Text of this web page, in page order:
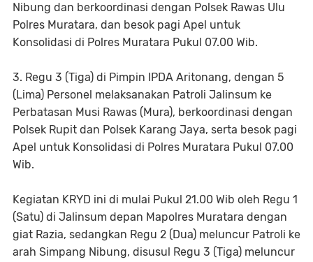
Nibung dan berkoordinasi dengan Polsek Rawas Ulu
Polres Muratara, dan besok pagi Apel untuk
Konsolidasi di Polres Muratara Pukul 07.00 Wib.
3. Regu 3 (Tiga) di Pimpin IPDA Aritonang, dengan 5
(Lima) Personel melaksanakan Patroli Jalinsum ke
Perbatasan Musi Rawas (Mura), berkoordinasi dengan
Polsek Rupit dan Polsek Karang Jaya, serta besok pagi
Apel untuk Konsolidasi di Polres Muratara Pukul 07.00
Wib.
Kegiatan KRYD ini di mulai Pukul 21.00 Wib oleh Regu 1
(Satu) di Jalinsum depan Mapolres Muratara dengan
giat Razia, sedangkan Regu 2 (Dua) meluncur Patroli ke
arah Simpang Nibung, disusul Regu 3 (Tiga) meluncur